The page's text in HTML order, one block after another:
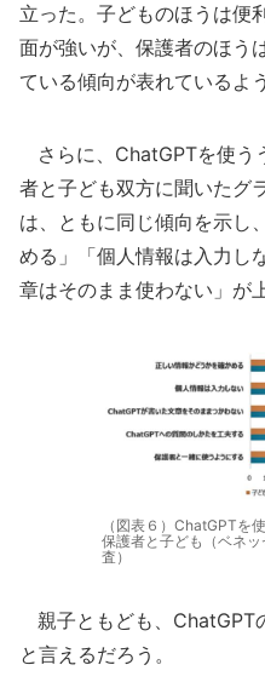
立った。子どものほうは便
面が強いが、保護者のほう
ている傾向が表れているよ
さらに、ChatGPTを使う
者と子ども双方に聞いたグ
は、ともに同じ傾向を示し
める」「個人情報は入力し
章はそのまま使わない」が
（図表６）ChatGPTを
保護者と子ども（ベネ
査）
親子ともども、ChatGPT
と言えるだろう。